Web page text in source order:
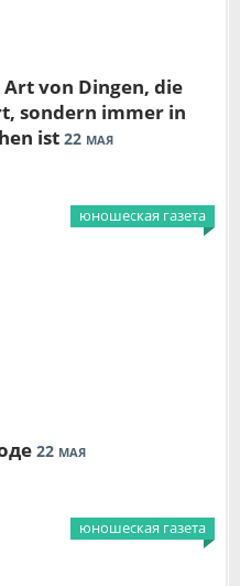
von Dingen, die
sondern immer in
ist 22 МАЯ
юношеская газета
22 МАЯ
юношеская газета